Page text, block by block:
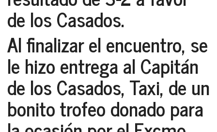
de los Casados.
Al finalizar el encuentro, se
le hizo entrega al Capitán
de los Casados, Taxi, de un
bonito trofeo donado para